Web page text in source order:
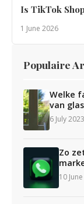
Is TikTok
1 June 2026
Populaire
Welke
van
6 July 2023
Zo
10